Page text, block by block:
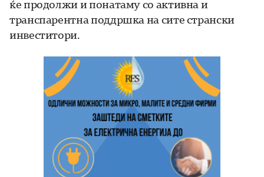
ќе продолжи и понатаму со активна и
транспарентна поддршка на сите странски
инвеститори.